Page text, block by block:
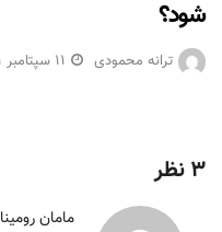
شود؟
ترانه محمودی 11 سپتامبر 2021
3 نظر
مامان رومینا